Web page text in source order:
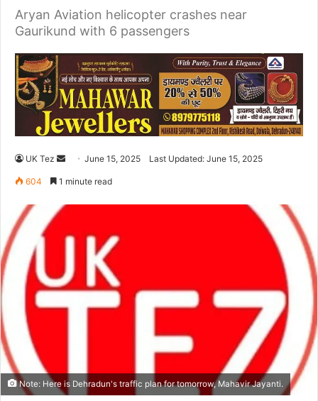
Aryan Aviation helicopter crashes near
Gaurikund with 6 passengers
UK Tez
d
m
a
i
June 15, 2025 Last Updated: June 15, 2025
604 1 minute read
Note: Here is Dehradun's traffic plan for tomorrow, Mahavir Jayanti.